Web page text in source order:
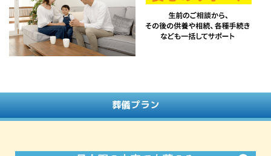
葬儀プラン